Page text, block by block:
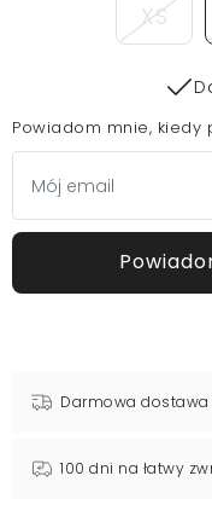
XS
Powiadom mnie, kiedy
Darmowa dostawa
100 dni na łatwy